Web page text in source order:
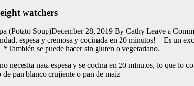
watchers
(Potato Soup)December 28, 2019 By Cathy Leave a
espesa y cremosa y cocinada en 20 minutos! Es un
se puede hacer sin gluten o vegetariano.
necesita nata espesa y se cocina en 20 minutos, lo que
pan blanco crujiente o pan de maíz.